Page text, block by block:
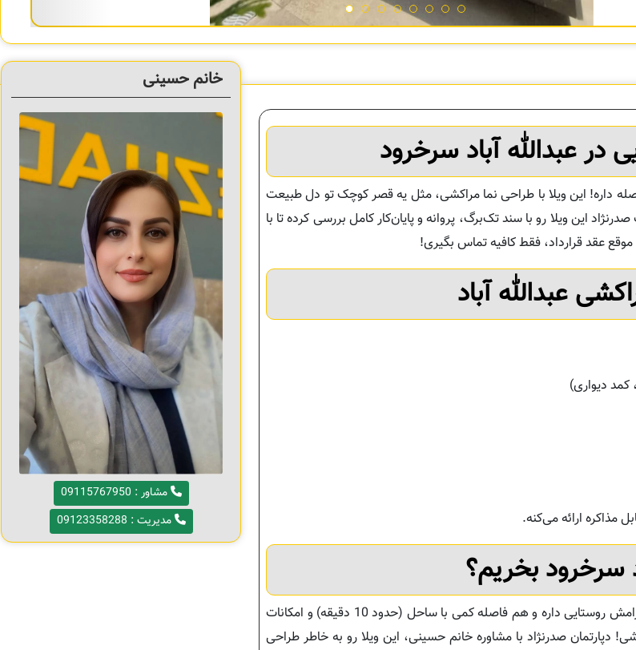
خانم حسینی
مشاور : 09115767950
مدیریت : 09123358288
در عبدالله آباد سرخرود
آرام و غیربومی‌نشین که فقط 10 دقیقه با ساحل فاصله داره! این ویلا با طراحی نما مراکشی، مثل یه قصر کوچک تو دل طبیعت
این ویلا رو با سند تک‌برگ، پروانه و پایان‌کار کامل بررسی کرده تا با
عقد قرارداد، فقط کافیه تماس بگیری!
عبدالله آباد
دیواری)
مذاکره ارائه می‌کنه.
سرخرود بخریم؟
عبدالله آباد، یه روستای خوش‌آب‌وهوا و غیربومی‌نشین در نزدیکی سرخرود که هم آرامش روستایی داره و هم فاصله کمی با ساحل (حدود 10 دقیقه) و امکانات
دپارتمان صدرنژاد با مشاوره خانم حسینی، این ویلا رو به خاطر طراحی